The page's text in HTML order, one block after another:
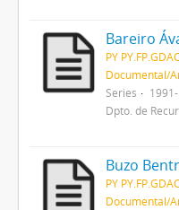
Bareiro
PY
Documental/
Series
Dpto. de
Buzo
PY
Documental/